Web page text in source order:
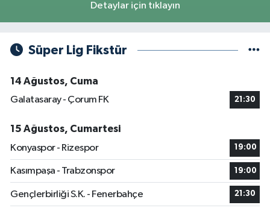
Detaylar için tıklayın
Süper Lig Fikstür
14 Ağustos, Cuma
Galatasaray - Çorum FK
21:30
15 Ağustos, Cumartesi
Konyaspor - Rizespor
19:00
Kasımpaşa - Trabzonspor 19:00
Gençlerbirliği S.K. - Fenerbahçe 21:30